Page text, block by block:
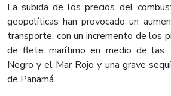
La subida de los precios del
geopolíticas han provocado un
transporte, con un incremento de los
de flete marítimo en medio de las
Negro y el Mar Rojo y una grave
de Panamá.